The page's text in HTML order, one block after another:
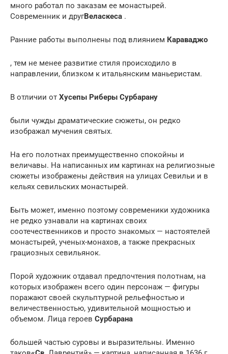
много работал по заказам ее монастырей.
Современник и другВеласкеса .
Ранние работы выполнены под влиянием Караваджо
, тем не менее развитие стиля происходило в
направлении, близком к итальянским маньеристам.
В отличии от Хусепы Риберы Сурбарану
были чужды драматические сюжеты, он редко
изображал мучения святых.
На его полотнах преимущественно спокойны и
величавы. На написанных им картинах на религиозные
сюжеты изображены действия на улицах Севильи и в
кельях севильских монастырей.
Быть может, именно поэтому современики художника
не редко узнавали на картинах своих
соотечественников и просто знакомых — настоятелей
монастырей, ученых-монахов, а также прекрасных
грациозных севильянок.
Порой художник отдавал предпочтения полотнам, на
которых изображен всего один персонаж — фигуры
поражают своей скульптурной рельефностью и
величественностью, удивительной мощностью и
объемом. Лица героев Сурбарана
большей частью суровы и выразительны. Именно